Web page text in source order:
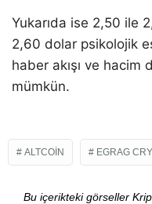
Yukarıda ise 2,50 ile
2,60 dolar psikolojik
haber akışı ve hacim
mümkün.
ALTCOIN EGRAG
Bu içerikteki görseller